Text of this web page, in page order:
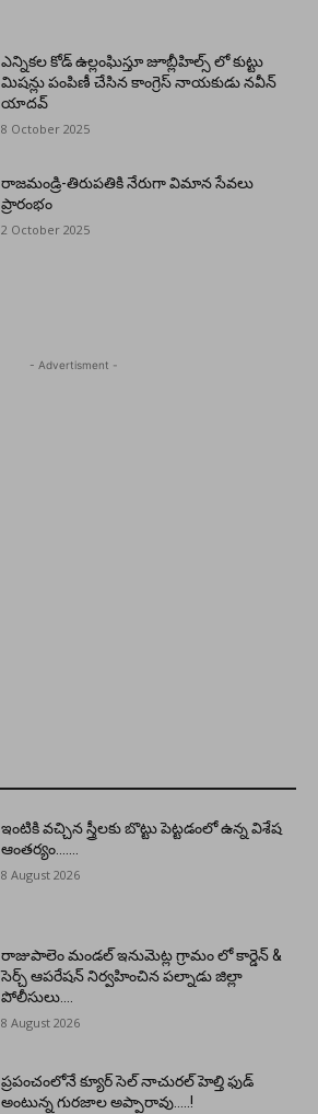
ఎన్నికల కోడ్ ఉల్లంఘిస్తూ జూబ్లీహిల్స్ లో కుట్టు
మిషన్లు పంపిణీ చేసిన కాంగ్రెస్ నాయకుడు నవీన్
యాదవ్
8 October 2025
రాజమండ్రి-తిరుపతికి నేరుగా విమాన సేవలు
ప్రారంభం
2 October 2025
- Advertisment -
ఇంటికి వచ్చిన స్త్రీలకు బొట్టు పెట్టడంలో ఉన్న విశేష
ఆంతర్యం…….
8 August 2026
రాజుపాలెం మండల్ ఇనుమెట్ల గ్రామం లో కార్డెన్ &
సెర్చ్ ఆపరేషన్ నిర్వహించిన పల్నాడు జిల్లా
పోలీసులు….
8 August 2026
ప్రపంచంలోనే క్యూర్ సెల్ నాచురల్ హెల్తి ఫుడ్
అంటున్న గురజాల అప్పారావు…..!